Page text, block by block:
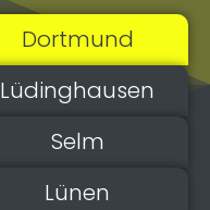
Dortmund
Lüdinghausen
Selm
Lünen